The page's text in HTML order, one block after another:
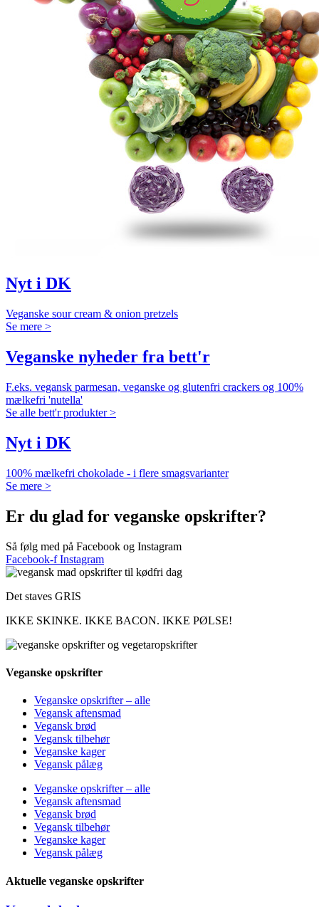
Nyt i DK
Veganske sour cream & onion pretzels
Se mere >
Veganske nyheder fra bett'r
F.eks. vegansk parmesan, veganske og glutenfri crackers og 100%
mælkefri 'nutella'
Se alle bett'r produkter >
Nyt i DK
100% mælkefri chokolade - i flere smagsvarianter
Se mere >
Er du glad for veganske opskrifter?
Så følg med på Facebook og Instagram
Facebook-f Instagram
Det staves GRIS
IKKE SKINKE. IKKE BACON. IKKE PØLSE!
Veganske opskrifter
Veganske opskrifter – alle
Vegansk aftensmad
Vegansk brød
Vegansk tilbehør
Veganske kager
Vegansk pålæg
Veganske opskrifter – alle
Vegansk aftensmad
Vegansk brød
Vegansk tilbehør
Veganske kager
Vegansk pålæg
Aktuelle veganske opskrifter